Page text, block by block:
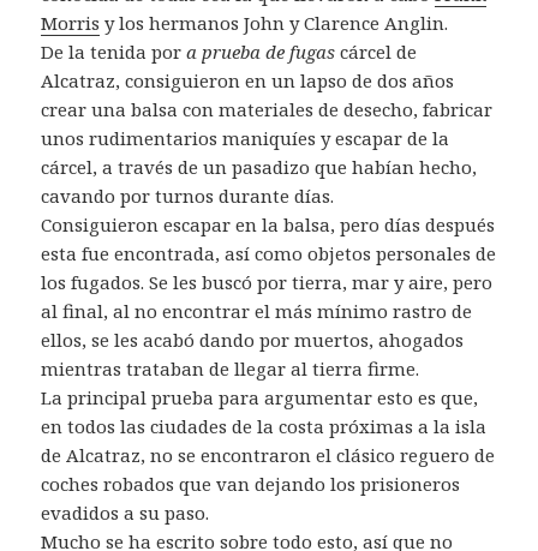
Morris y los hermanos John y Clarence Anglin.
De la tenida pora prueba de fugas cárcel de
Alcatraz, consiguieron en un lapso de dos años
crear una balsa con materiales de desecho, fabricar
unos rudimentarios maniquíes y escapar de la
cárcel, a través de un pasadizo que habían hecho,
cavando por turnos durante días.
Consiguieron escapar en la balsa, pero días después
esta fue encontrada, así como objetos personales de
los fugados. Se les buscó por tierra, mar y aire, pero
al final, al no encontrar el más mínimo rastro de
ellos, se les acabó dando por muertos, ahogados
mientras trataban de llegar al tierra firme.
La principal prueba para argumentar esto es que,
en todos las ciudades de la costa próximas a la isla
de Alcatraz, no se encontraron el clásico reguero de
coches robados que van dejando los prisioneros
evadidos a su paso.
Mucho se ha escrito sobre todo esto, así que no